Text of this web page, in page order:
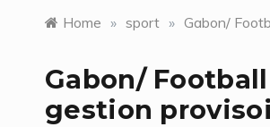
Home » sport » Gabon/
Gabon/
gestion